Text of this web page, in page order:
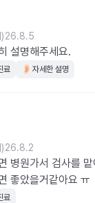
26.8.5
설명해주세요.
료 자세한 설명
26.8.2
병원가서 검사를
좋았을거같아요 ㅠ
료